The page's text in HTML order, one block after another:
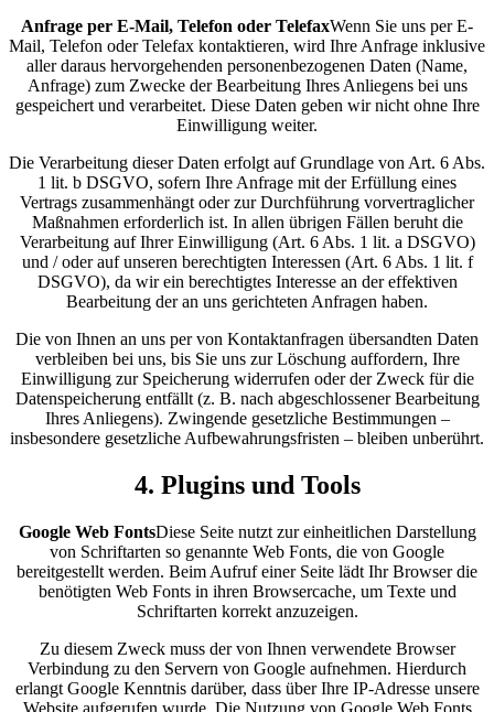
Anfrage per E-Mail, Telefon oder TelefaxWenn Sie uns per E-
Mail, Telefon oder Telefax kontaktieren, wird Ihre Anfrage inklusive
aller daraus hervorgehenden personenbezogenen Daten (Name,
Anfrage) zum Zwecke der Bearbeitung Ihres Anliegens bei uns
gespeichert und verarbeitet. Diese Daten geben wir nicht ohne Ihre
Einwilligung weiter.
Die Verarbeitung dieser Daten erfolgt auf Grundlage von Art. 6 Abs.
1 lit. b DSGVO, sofern Ihre Anfrage mit der Erfüllung eines
Vertrags zusammenhängt oder zur Durchführung vorvertraglicher
Maßnahmen erforderlich ist. In allen übrigen Fällen beruht die
Verarbeitung auf Ihrer Einwilligung (Art. 6 Abs. 1 lit. a DSGVO)
und / oder auf unseren berechtigten Interessen (Art. 6 Abs. 1 lit. f
DSGVO), da wir ein berechtigtes Interesse an der effektiven
Bearbeitung der an uns gerichteten Anfragen haben.
Die von Ihnen an uns per von Kontaktanfragen übersandten Daten
verbleiben bei uns, bis Sie uns zur Löschung auffordern, Ihre
Einwilligung zur Speicherung widerrufen oder der Zweck für die
Datenspeicherung entfällt (z. B. nach abgeschlossener Bearbeitung
Ihres Anliegens). Zwingende gesetzliche Bestimmungen –
insbesondere gesetzliche Aufbewahrungsfristen – bleiben unberührt.
4. Plugins und Tools
Google Web FontsDiese Seite nutzt zur einheitlichen Darstellung
von Schriftarten so genannte Web Fonts, die von Google
bereitgestellt werden. Beim Aufruf einer Seite lädt Ihr Browser die
benötigten Web Fonts in ihren Browsercache, um Texte und
Schriftarten korrekt anzuzeigen.
Zu diesem Zweck muss der von Ihnen verwendete Browser
Verbindung zu den Servern von Google aufnehmen. Hierdurch
erlangt Google Kenntnis darüber, dass über Ihre IP-Adresse unsere